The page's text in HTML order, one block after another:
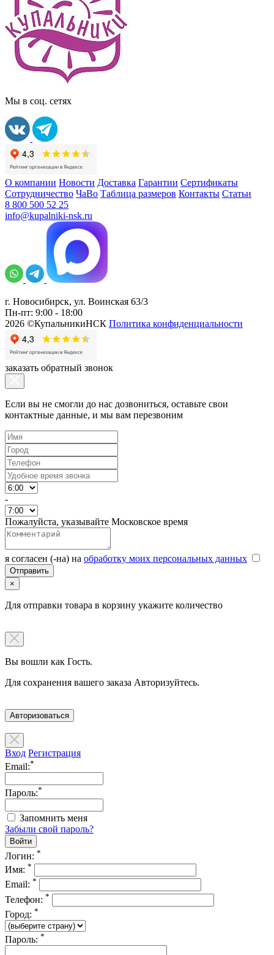
Мы в соц. сетях
О компании Новости Доставка Гарантии Сертификаты
Сотрудничество ЧаВо Таблица размеров Контакты Статьи
8 800 500 52 25
info@kupalniki-nsk.ru
г. Новосибирск, ул. Воинская 63/3
Пн-пт: 9:00 - 18:00
2026 ©КупальникиНСК Политика конфиденциальности
заказать обратный звонок
Если вы не смогли до нас дозвониться, оставьте свои
контактные данные, и мы вам перезвоним
-
Пожалуйста, указывайте Московское время
я согласен (-на) на обработку моих персональных данных
×
Для отправки товара в корзину укажите количество
Вы вошли как Гость.
Для сохранения вашего заказа Авторизуйтесь.
Авторизоваться
Вход Регистрация
Email:*
Пароль:*
Запомнить меня
Забыли свой пароль?
Логин: *
Имя: *
Email: *
Телефон: *
Город: *
Пароль: *